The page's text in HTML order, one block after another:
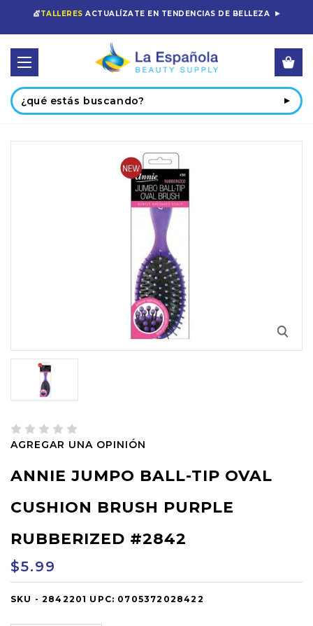
💇TALLERES ACTUALÍZATE EN TENDENCIAS DE BELLEZA
Buscar
AGREGAR UNA OPINIÓN
ANNIE JUMPO BALL-TIP OVAL
CUSHION BRUSH PURPLE
RUBBERIZED #2842
$5.99
OUT
SKU - 2842201 UPC: 0705372028422